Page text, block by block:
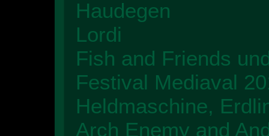
Haudegen
Lordi
Fish and Friends
Festival Mediaval
Heldmaschine,
Arch Enemy and